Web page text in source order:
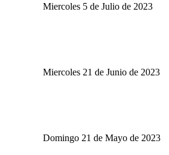
Miercoles 5 de Julio de 2023
Miercoles 21 de Junio de 2023
Domingo 21 de Mayo de 2023